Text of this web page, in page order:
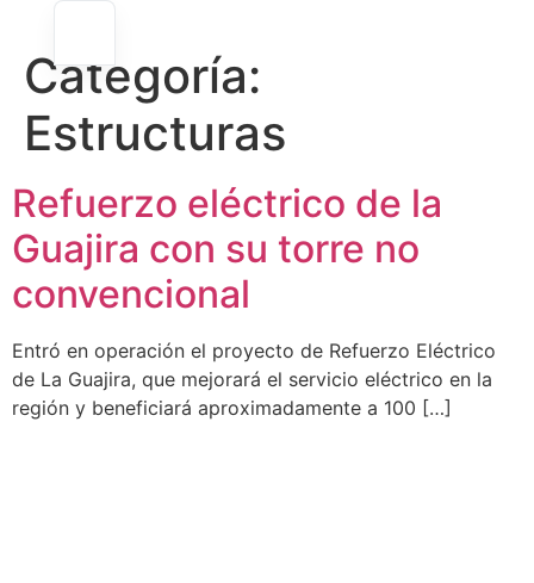
Categoría:
Estructuras
Refuerzo eléctrico de la
Guajira con su torre no
convencional
Entró en operación el proyecto de Refuerzo Eléctrico
de La Guajira, que mejorará el servicio eléctrico en la
región y beneficiará aproximadamente a 100 […]